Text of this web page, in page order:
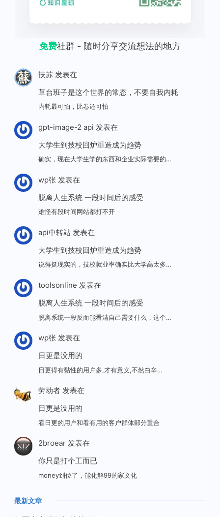
免费社群 - 随时分享交流想法的地方
扶苏发表在
草台班子是这个世界的常态，不要自我内耗
内耗最可怕，比卷还可怕
gpt-image-2 api 发表在
大学生到技校回炉重造成为趋势
确实，现在大学生学的东西和企业实际需要的…
wp张发表在
脱离人生系统 一段时间后的感受
难怪有段时间网站都打不开
api中转站发表在
大学生到技校回炉重造成为趋势
说得挺现实的，技校就业率确实比大学高太多…
toolsonline 发表在
脱离人生系统 一段时间后的感受
脱离系统一段反而能看清自己需要什么，这个…
wp张发表在
日更是没用的
日更得有黏性的用户多,才有意义,不然白辛…
劳动者发表在
日更是没用的
看日更的用户和看有用的客户群体部分重合
2broear发表在
你只是打个工而已
money到位了，能化解99的家文化
最新文章